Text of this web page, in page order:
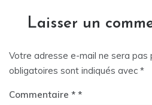
l’article
Laisser un
Votre adresse e-mail ne sera pas
obligatoires sont indiqués avec *
Commentaire *